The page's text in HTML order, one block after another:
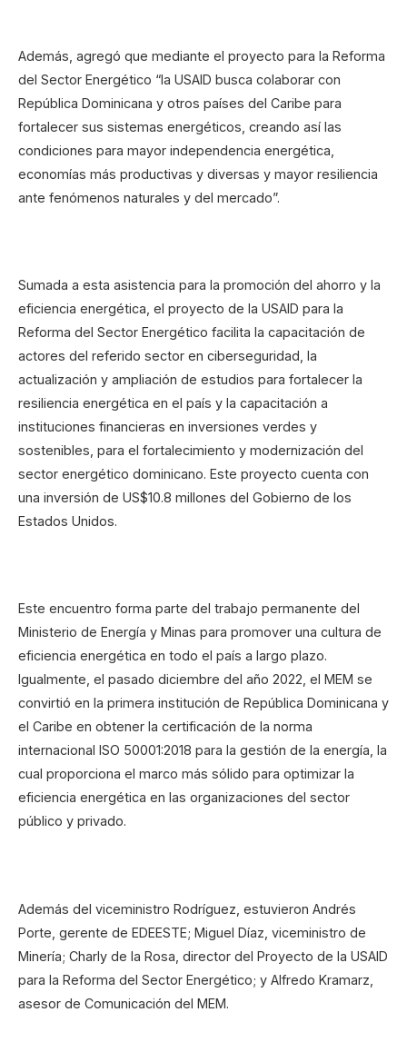
Además, agregó que mediante el proyecto para la Reforma
del Sector Energético “la USAID busca colaborar con
República Dominicana y otros países del Caribe para
fortalecer sus sistemas energéticos, creando así las
condiciones para mayor independencia energética,
economías más productivas y diversas y mayor resiliencia
ante fenómenos naturales y del mercado”.
Sumada a esta asistencia para la promoción del ahorro y la
eficiencia energética, el proyecto de la USAID para la
Reforma del Sector Energético facilita la capacitación de
actores del referido sector en ciberseguridad, la
actualización y ampliación de estudios para fortalecer la
resiliencia energética en el país y la capacitación a
instituciones financieras en inversiones verdes y
sostenibles, para el fortalecimiento y modernización del
sector energético dominicano. Este proyecto cuenta con
una inversión de US$10.8 millones del Gobierno de los
Estados Unidos.
Este encuentro forma parte del trabajo permanente del
Ministerio de Energía y Minas para promover una cultura de
eficiencia energética en todo el país a largo plazo.
Igualmente, el pasado diciembre del año 2022, el MEM se
convirtió en la primera institución de República Dominicana y
el Caribe en obtener la certificación de la norma
internacional ISO 50001:2018 para la gestión de la energía, la
cual proporciona el marco más sólido para optimizar la
eficiencia energética en las organizaciones del sector
público y privado.
Además del viceministro Rodríguez, estuvieron Andrés
Porte, gerente de EDEESTE; Miguel Díaz, viceministro de
Minería; Charly de la Rosa, director del Proyecto de la USAID
para la Reforma del Sector Energético; y Alfredo Kramarz,
asesor de Comunicación del MEM.